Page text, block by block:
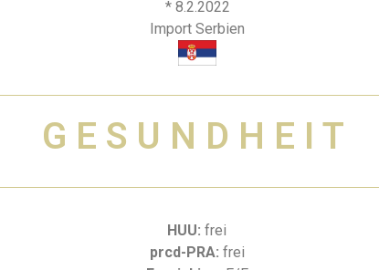
* 8.2.2022
Import Serbien
GESUNDHEIT
HUU:frei
prcd-PRA: frei